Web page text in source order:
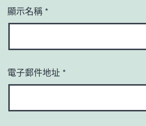
顯示名稱 *
電子郵件地址 *